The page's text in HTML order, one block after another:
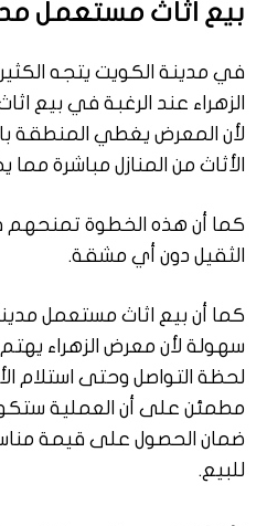
بيع اثاث مستعمل
في مدينة الكويت يتجه
الزهراء عند الرغبة في بيع
لأن المعرض يغطي المنطقة
الأثاث من المنازل مباشرة مما
كما أن هذه الخطوة تمنحهم
الثقيل دون أي مشقة.
كما أن بيع اثاث مستعمل
سهولة لأن معرض الزهراء
لحظة التواصل وحتى استلام
مطمئن على أن العملية
ضمان الحصول على قيمة
للبيع.